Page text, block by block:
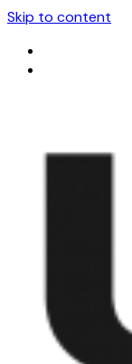
Skip to content